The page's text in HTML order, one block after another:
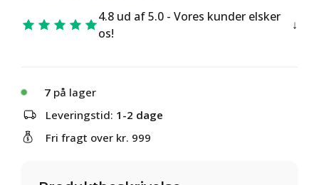
4.8 ud af 5.0 - Vores kunder elsker
os!
7 på lager
Leveringstid: 1-2 dage
Fri fragt over kr. 999